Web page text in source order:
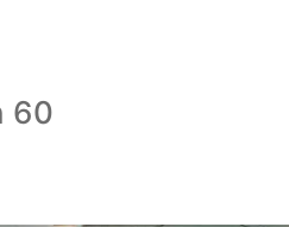
60